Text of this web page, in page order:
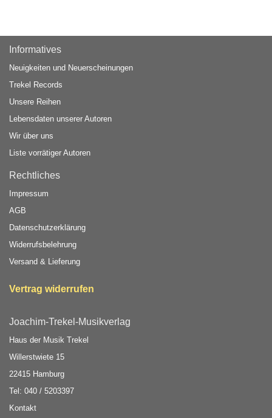
Informatives
Neuigkeiten und Neuerscheinungen
Trekel Records
Unsere Reihen
Lebensdaten unserer Autoren
Wir über uns
Liste vorrätiger Autoren
Rechtliches
Impressum
AGB
Datenschutzerklärung
Widerrufsbelehrung
Versand & Lieferung
Vertrag widerrufen
Joachim-Trekel-Musikverlag
Haus der Musik Trekel
Willerstwiete 15
22415 Hamburg
Tel: 040 / 5203397
Kontakt